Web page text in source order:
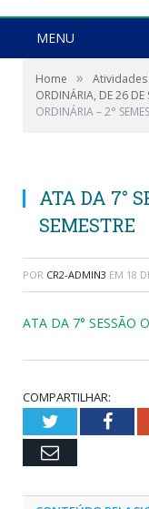
MENU
Home »
ORDINÁRIA, DE 26 DE
ORDINÁRIA – 2°
ATA DA 7°
SEMESTRE
POR CR2-ADMIN3 EM 18
ATA DA 7° SESSÃO
COMPARTILHAR:
Twitter
Email